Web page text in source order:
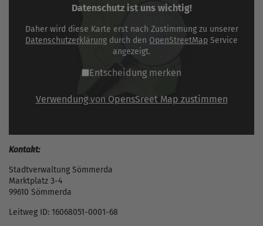
Datenschutz ist uns wichtig!
Daher wird diese Karte erst nach Zustimmung zu unserer
Datenschutzerklärung durch den OpenStreetMap Service
angezeigt.
Entscheidung merken
Verwendung von OpensSreet Map zustimmen
Kontakt:
Stadtverwaltung Sömmerda
Marktplatz 3-4
99610 Sömmerda
Leitweg ID: 16068051-0001-68